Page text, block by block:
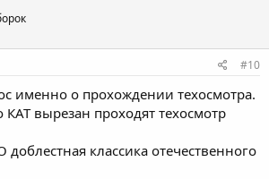
#10
именно о прохождении техосмотра.
КАТ вырезан проходят техосмотр
доблестная классика отечественного